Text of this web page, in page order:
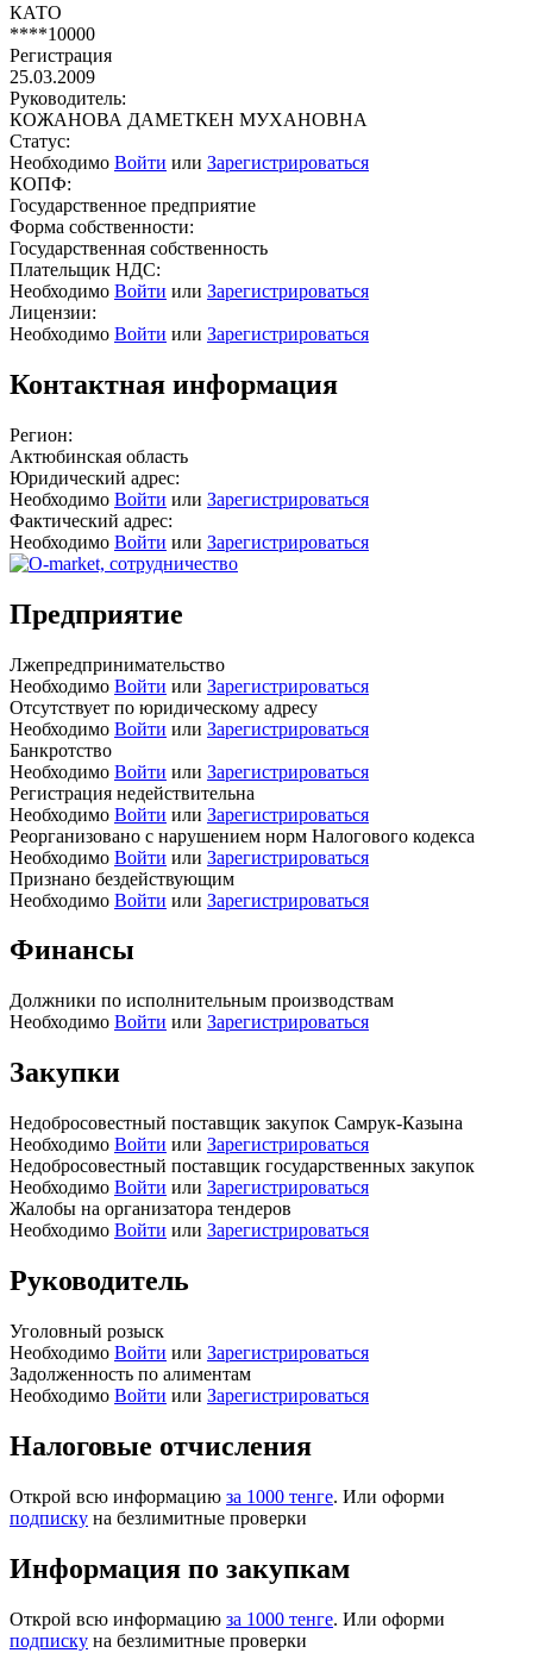
КАТО
****10000
Регистрация
25.03.2009
Руководитель:
КОЖАНОВА ДАМЕТКЕН МУХАНОВНА
Статус:
Необходимо Войти или Зарегистрироваться
КОПФ:
Государственное предприятие
Форма собственности:
Государственная собственность
Плательщик НДС:
Необходимо Войти или Зарегистрироваться
Лицензии:
Необходимо Войти или Зарегистрироваться
Контактная информация
Регион:
Актюбинская область
Юридический адрес:
Необходимо Войти или Зарегистрироваться
Фактический адрес:
Необходимо Войти или Зарегистрироваться
Предприятие
Лжепредпринимательство
Необходимо Войти или Зарегистрироваться
Отсутствует по юридическому адресу
Необходимо Войти или Зарегистрироваться
Банкротство
Необходимо Войти или Зарегистрироваться
Регистрация недействительна
Необходимо Войти или Зарегистрироваться
Реорганизовано с нарушением норм Налогового кодекса
Необходимо Войти или Зарегистрироваться
Признано бездействующим
Необходимо Войти или Зарегистрироваться
Финансы
Должники по исполнительным производствам
Необходимо Войти или Зарегистрироваться
Закупки
Недобросовестный поставщик закупок Самрук-Казына
Необходимо Войти или Зарегистрироваться
Недобросовестный поставщик государственных закупок
Необходимо Войти или Зарегистрироваться
Жалобы на организатора тендеров
Необходимо Войти или Зарегистрироваться
Руководитель
Уголовный розыск
Необходимо Войти или Зарегистрироваться
Задолженность по алиментам
Необходимо Войти или Зарегистрироваться
Налоговые отчисления
Открой всю информацию за 1000 тенге. Или оформи
подписку на безлимитные проверки
Информация по закупкам
Открой всю информацию за 1000 тенге. Или оформи
подписку на безлимитные проверки